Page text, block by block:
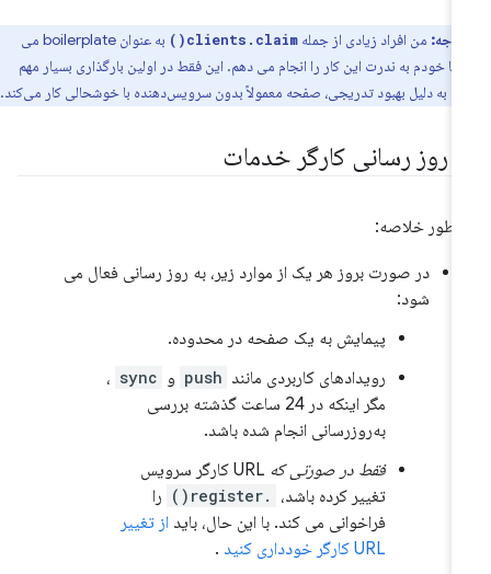
من افراد زیادی از جملهclients.claim()
به عنوان boilerplate می
اما خودم به ندرت این کار را انجام می دهم. این فقط در اولین بارگذاری بسیار مهم
و به دلیل بهبود تدریجی، صفحه معمولاً بدون سرویس‌دهنده با خوشحالی کار می‌کند.
روز رسانی کارگر خدمات
طور خلاصه:
در صورت بروز هر یک از موارد زیر، به روز رسانی فعال می
شود:
پیمایش به یک صفحه در محدوده.
رویدادهای کاربردی مانند push و sync ،
مگر اینکه در 24 ساعت گذشته بررسی
به‌روزرسانی انجام شده باشد.
فقط در صورتی که
URL کارگر سرویس
تغییر کرده باشد، .register()
را
فراخوانی می کند. با این حال، بایداز تغییر
URL کارگر خودداری کنید
.